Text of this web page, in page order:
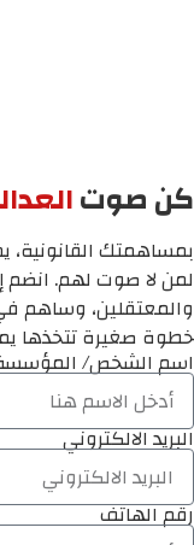
كن صوت
بمساهمتك
لمن لا صوت لهم. انضم
والمعتقلين، وساهم
خطوة صغيرة تتخذها
اسم الشخص/
البريد الالكتروني
رقم الهاتف